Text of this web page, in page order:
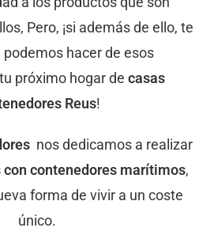
Pero, ¡si además de ello, te
hacer de esos
próximo hogar de casas
Reus!
nos dedicamos a realizar
contenedores marítimos,
forma de vivir a un coste
único.